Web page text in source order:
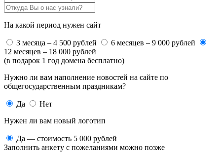
На какой период нужен сайт
3 месяца – 4 500 рублей
6 месяцев – 9 000 рублей
12 месяцев – 18 000 рублей
(в подарок 1 год домена бесплатно)
Нужно ли вам наполнение новостей на сайте по
общегосударственным праздникам?
Да
Нет
Нужен ли вам новый логотип
Да — стоимость 5 000 рублей
Заполнить анкету с пожеланиями можно позже